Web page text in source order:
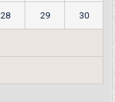
28 29 30